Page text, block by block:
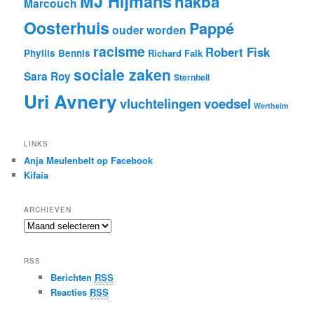
Marcouch
Oosterhuis ouder worden Pappé
Phyllis Bennis racisme Richard Falk Robert Fisk
Sara Roysociale zaken Sternhell
Uri Avneryvluchtelingenvoedsel Wertheim
LINKS
Anja Meulenbelt op Facebook
Kifaia
ARCHIEVEN
Archieven
RSS
Berichten RSS
Reacties RSS